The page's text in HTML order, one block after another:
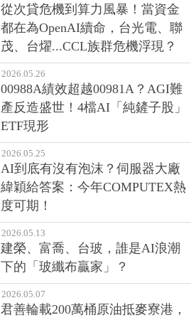
從次貸危機到算力風暴！當資金
都在為OpenAI續命，台光電、聯
茂、台燿...CCL族群危機浮現？
2026.05.26
00988A績效超越00981A？AGI難
產反造盛世！4檔AI「純鏟子股」
ETF現形
2026.05.25
AI到底有沒有泡沫？伺服器大廠
緯穎給答案：今年COMPUTEX熱
度可期！
2026.05.13
建榮、富喬、台玻，誰是AI浪潮
下的「玻纖布贏家」？
2026.05.07
君善輪載200萬桶原油抵麥寮港，